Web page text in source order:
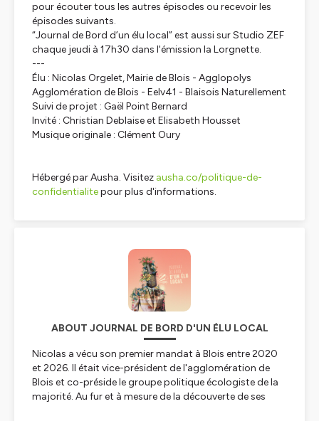
pour écouter tous les autres épisodes ou recevoir les
épisodes suivants.
“Journal de Bord d’un élu local” est aussi sur Studio ZEF
chaque jeudi à 17h30 dans l'émission la Lorgnette.
---
Élu : Nicolas Orgelet, Mairie de Blois - Agglopolys
Agglomération de Blois - Eelv41 - Blaisois Naturellement
Suivi de projet : Gaël Point Bernard
Invité : Christian Deblaise et Elisabeth Housset
Musique originale : Clément Oury
Hébergé par Ausha. Visitez ausha.co/politique-de-
confidentialitepour plus d'informations.
ABOUT JOURNAL DE BORD D'UN ÉLU LOCAL
Nicolas a vécu son premier mandat à Blois entre 2020
et 2026. Il était vice-président de l'agglomération de
Blois et co-préside le groupe politique écologiste de la
majorité. Au fur et à mesure de la découverte de ses